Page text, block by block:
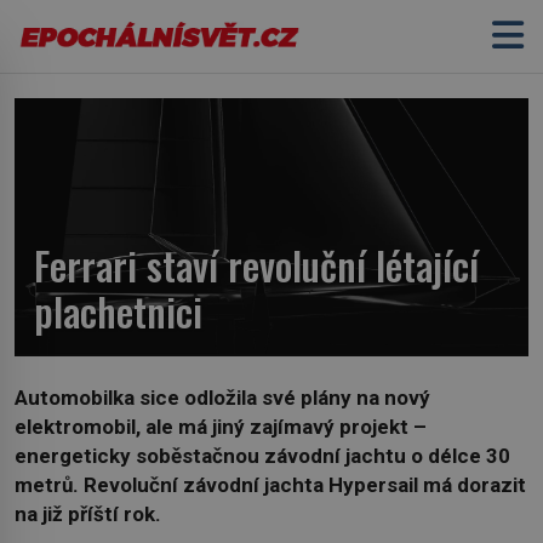
Ferrari staví revoluční létající
plachetnici
Automobilka sice odložila své plány na nový
elektromobil, ale má jiný zajímavý projekt –
energeticky soběstačnou závodní jachtu o délce 30
metrů. Revoluční závodní jachta Hypersail má dorazit
na již příští rok.